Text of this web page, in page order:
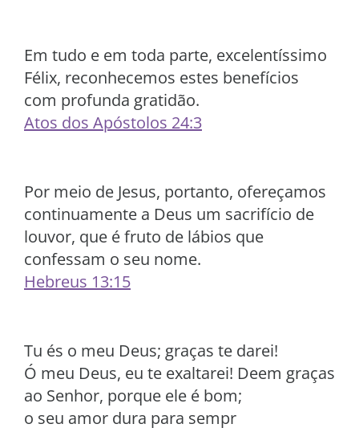
Em tudo e em toda parte, excelentíssimo
Félix, reconhecemos estes benefícios
com profunda gratidão.
Atos dos Apóstolos 24:3
Por meio de Jesus, portanto, ofereçamos
continuamente a Deus um sacrifício de
louvor, que é fruto de lábios que
confessam o seu nome.
Hebreus 13:15
Tu és o meu Deus; graças te darei!
Ó meu Deus, eu te exaltarei! Deem graças
ao Senhor, porque ele é bom;
o seu amor dura para sempr